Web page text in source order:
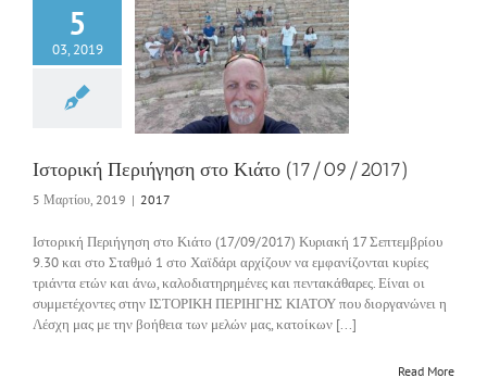
5
03, 2019
Περιήγηση στο
(17/09/2017)
Ιστορική Περιήγηση στο Κιάτο (17/09/2017)
5 Μαρτίου, 2019 | 2017
Ιστορική Περιήγηση στο Κιάτο (17/09/2017) Κυριακή 17 Σεπτεμβρίου
9.30 και στο Σταθμό 1 στο Χαϊδάρι αρχίζουν να εμφανίζονται κυρίες
τριάντα ετών και άνω, καλοδιατηρημένες και πεντακάθαρες. Είναι οι
συμμετέχοντες στην ΙΣΤΟΡΙΚΗ ΠΕΡΙΗΓΗΣ ΚΙΑΤΟΥ που διοργανώνει η
Λέσχη μας με την βοήθεια των μελών μας, κατοίκων [...]
Read More